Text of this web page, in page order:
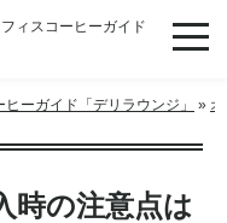
ィスコーヒーガイド
ーガイド「デリラウンジ」 »
時の注意点は